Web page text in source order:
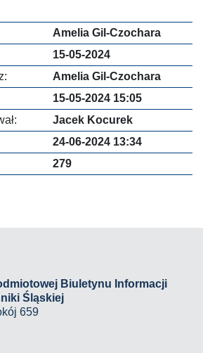
Amelia Gil-Czochara
15-05-2024
Amelia Gil-Czochara
15-05-2024 15:05
Jacek Kocurek
24-06-2024 13:34
279
Biuletynu Informacji
Śląskiej
659